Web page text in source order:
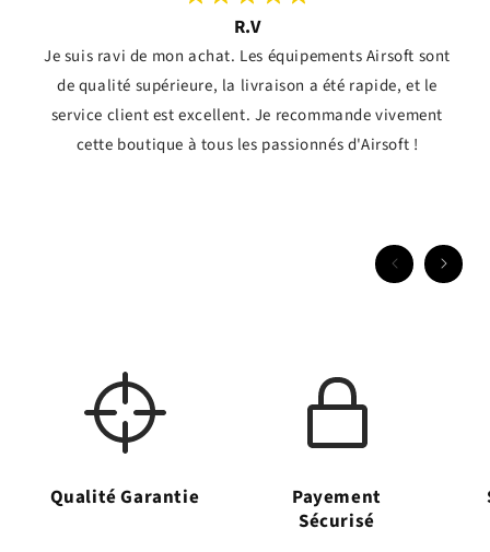
R.V
Je suis ravi de mon achat. Les équipements Airsoft sont
de qualité supérieure, la livraison a été rapide, et le
service client est excellent. Je recommande vivement
cette boutique à tous les passionnés d'Airsoft !
Qualité Garantie
Payement
Sécurisé